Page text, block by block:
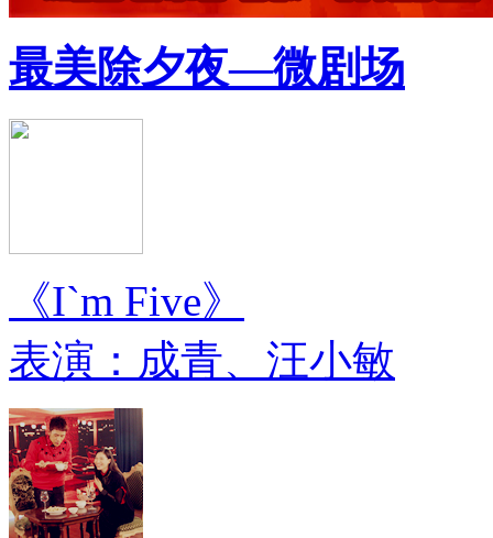
最美除夕夜—微剧场
《I`m Five》
表演：成青、汪小敏